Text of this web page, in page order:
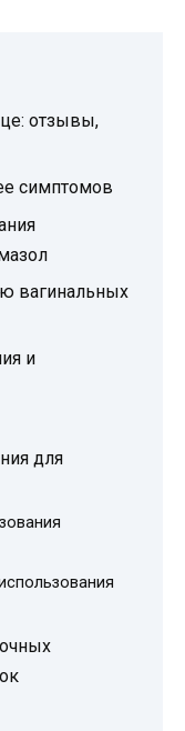
отзывы,
симптомов
вагинальных
и
для